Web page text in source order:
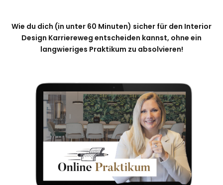
Wie du dich (in unter 60 Minuten) sicher für den Interior
Design Karriereweg entscheiden kannst, ohne ein
langwieriges Praktikum zu absolvieren!